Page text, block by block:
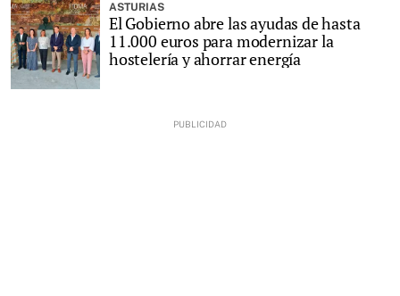
ASTURIAS
El Gobierno abre las ayudas de hasta
11.000 euros para modernizar la
hostelería y ahorrar energía